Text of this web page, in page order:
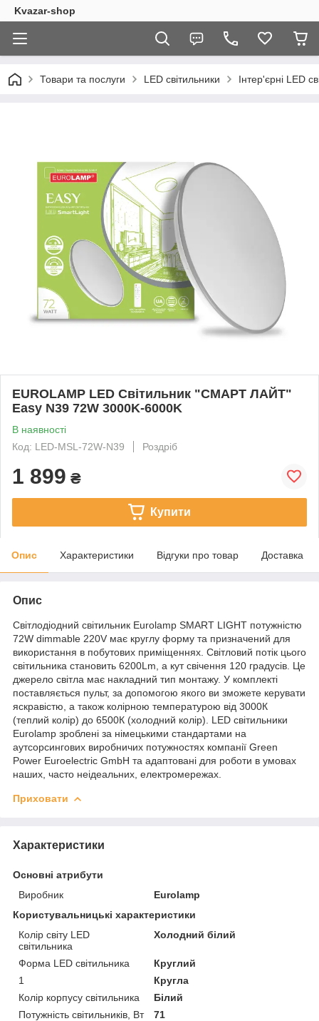
Kvazar-shop
Товари та послуги LED світильники Інтер'єрні LED
EUROLAMP LED Світильник "СМАРТ ЛАЙТ"
Easy N39 72W 3000K-6000K
В наявності
Код: LED-MSL-72W-N39
Роздріб
1 899 ₴
Купити
Опис Характеристики Відгуки про товар Доставка
Опис
Світлодіодний світильник Eurolamp SMART LIGHT потужністю
72W dimmable 220V має круглу форму та призначений для
використання в побутових приміщеннях. Світловий потік цього
світильника становить 6200Lm, а кут свічення 120 градусів. Це
джерело світла має накладний тип монтажу. У комплекті
поставляється пульт, за допомогою якого ви зможете керувати
яскравістю, а також колірною температурою від 3000К
(теплий колір) до 6500К (холодний колір). LED світильники
Eurolamp зроблені за німецькими стандартами на
аутсорсингових виробничих потужностях компанії Green
Power Euroelectric GmbH та адаптовані для роботи в умовах
наших, часто неідеальних, електромережах.
Приховати
Характеристики
Основні атрибути
Виробник
Eurolamp
Користувальницькі характеристики
Колір світу LED
світильника
Холодний білий
Форма LED світильника
Круглий
1
Кругла
Колір корпусу світильника
Білий
Потужність світильників, Вт
71